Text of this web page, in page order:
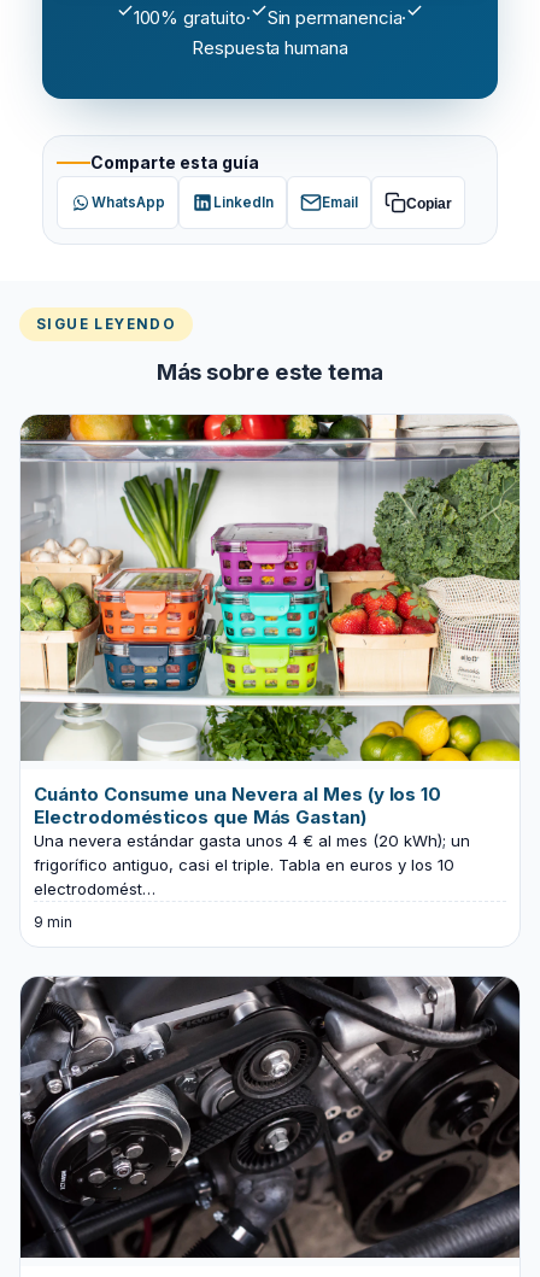
100% gratuito· Sin permanencia·
Respuesta humana
Comparte esta guía
WhatsApp LinkedIn Email Copiar
SIGUE LEYENDO
Más sobre este tema
Cuánto Consume una Nevera al Mes (y los 10
Electrodomésticos que Más Gastan)
Una nevera estándar gasta unos 4 € al mes (20 kWh); un
frigorífico antiguo, casi el triple. Tabla en euros y los 10
electrodomést…
9 min